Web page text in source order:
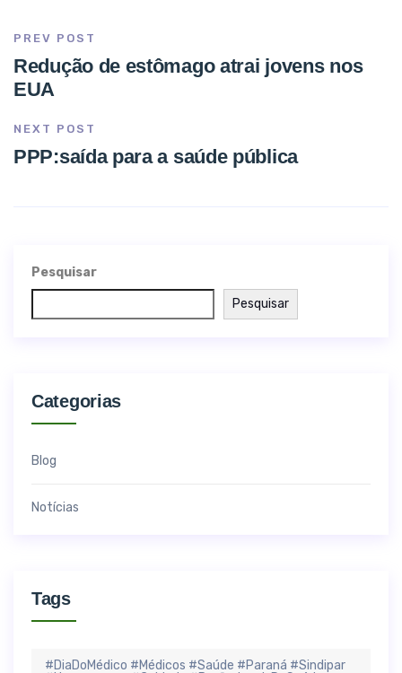
PREV POST
Redução de estômago atrai jovens nos
EUA
NEXT POST
PPP:saída para a saúde pública
Pesquisar
Pesquisar
Categorias
Blog
Notícias
Tags
#DiaDoMédico #Médicos #Saúde #Paraná #Sindipar